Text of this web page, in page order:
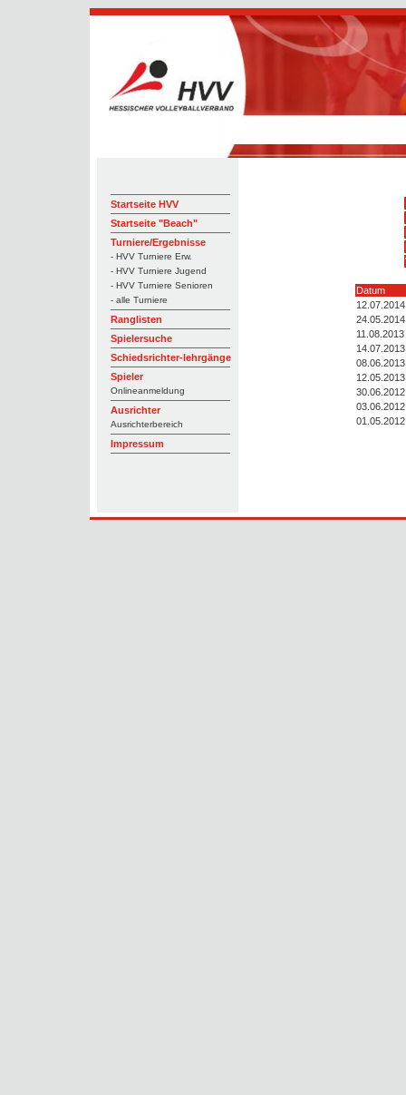
Startseite HVV
Startseite "Beach"
Turniere/Ergebnisse
- HVV Turniere Erw.
- HVV Turniere Jugend
- HVV Turniere Senioren
- alle Turniere
Ranglisten
Spielersuche
Schiedsrichter-lehrgänge
Spieler
Onlineanmeldung
Ausrichter
Ausrichterbereich
Impressum
Datum
12.07.2014
24.05.2014
11.08.2013
14.07.2013
08.06.2013
12.05.2013
30.06.2012
03.06.2012
01.05.2012